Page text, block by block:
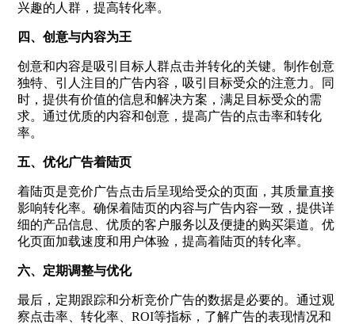
兴趣的人群，提高转化率。
四、创意与内容为王
创意和内容是吸引目标人群点击并转化的关键。制作创意
独特、引人注目的广告内容，吸引目标受众的注意力。同
时，提供有价值的信息和解决方案，满足目标受众的需
求。通过优质的内容和创意，提高广告的点击率和转化
率。
五、优化广告着陆页
着陆页是竞价广告点击后呈现给受众的页面，其质量直接
影响转化率。确保着陆页的内容与广告内容一致，提供详
细的产品信息、优质的客户服务以及便捷的购买渠道。优
化页面加载速度和用户体验，提高着陆页的转化率。
六、定期调整与优化
最后，定期跟踪和分析竞价广告的数据是必要的。通过观
察点击率、转化率、ROI等指标，了解广告的表现情况和